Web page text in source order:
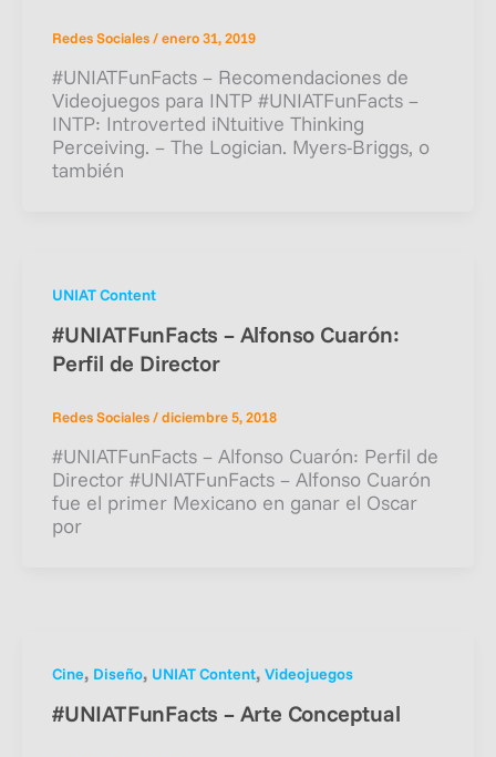
Redes Sociales/enero 31, 2019
#UNIATFunFacts – Recomendaciones de
Videojuegos para INTP #UNIATFunFacts –
INTP: Introverted iNtuitive Thinking
Perceiving. – The Logician. Myers-Briggs, o
también
UNIAT Content
#UNIATFunFacts – Alfonso Cuarón:
Perfil de Director
Redes Sociales/diciembre 5, 2018
#UNIATFunFacts – Alfonso Cuarón: Perfil de
Director #UNIATFunFacts – Alfonso Cuarón
fue el primer Mexicano en ganar el Oscar
por
Cine, Diseño, UNIAT Content, Videojuegos
#UNIATFunFacts – Arte Conceptual